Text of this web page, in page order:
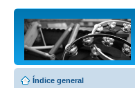
Índice general